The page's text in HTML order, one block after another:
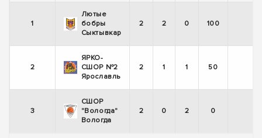
1
Лютые
бобры
Сыктывкар
2 2 0 100
2
ЯРКО-
СШОР №2
Ярославль
2 1 1 50
3
СШОР
"Вологда"
Вологда
2 0 2 0